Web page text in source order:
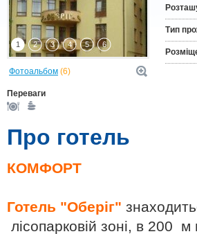
1 2 3 4 5 6
Фотоальбом (6)
Переваги
Тип
Про готель
КОМФОРТ
Готель "Оберіг"
лісопарковій зоні, в 200